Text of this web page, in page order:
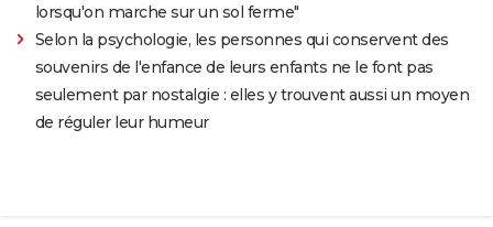
lorsqu'on marche sur un sol ferme"
Selon la psychologie, les personnes qui conservent des
souvenirs de l'enfance de leurs enfants ne le font pas
seulement par nostalgie : elles y trouvent aussi un moyen
de réguler leur humeur